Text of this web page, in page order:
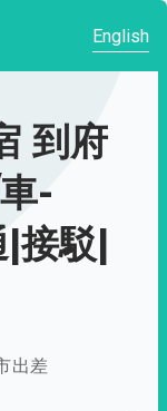
English
到府
-
接駁|
出差